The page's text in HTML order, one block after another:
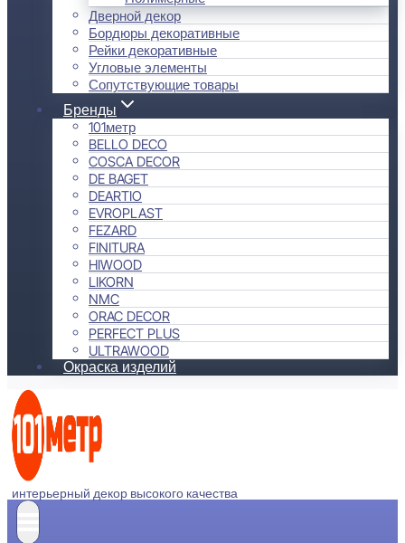
Дверной декор
Бордюры декоративные
Рейки декоративные
Угловые элементы
Сопутствующие товары
Бренды
101метр
BELLO DECO
COSCA DECOR
DE BAGET
DEARTIO
EVROPLAST
FEZARD
FINITURA
HIWOOD
LIKORN
NMC
ORAC DECOR
PERFECT PLUS
ULTRAWOOD
Окраска изделий
интерьерный декор высокого качества